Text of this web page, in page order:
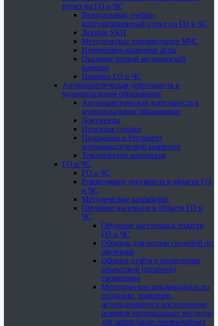
пункт по ГО и ЧС
Виртуальный учебно-
консультационный пункт по ГО и ЧС
Лекции УКП
Методические рекомендации МЧС
Нормативно-правовые акты
Оказание первой медицинской
помощи
Памятки ГО и ЧС
Антинаркотическая деятельность в
муниципальном образовании
Антинаркотическая деятельность в
муниципальном образовании
Документы
Полезные ссылки
Положение и Регламент
антинаркотической комиссии
Тематические материалы
ГО и ЧС
ГО и ЧС
Руководящие документы в области ГО
и ЧС
Методические разработки
Обучение населения в области ГО и
ЧС
Обучение населения в области
ГО и ЧС
Образцы для подачи сведений по
обучению
Образец отчёта о проведении
объектовой (штабной)
тренировки
Методические рекомендации по
созданию, хранению ,
использованию и восполнению
резервов материальных ресурсов
для ликвидации чрезвычайных